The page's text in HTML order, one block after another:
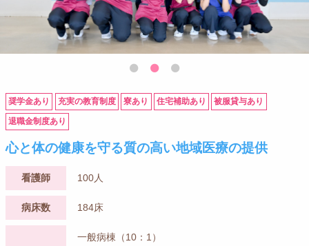
奨学金あり 充実の教育制度 寮あり 住宅補助あり 被服貸与あり
退職金制度あり
心と体の健康を守る質の高い地域医療の提供
看護師 100人
病床数 184床
一般病棟（10：1）